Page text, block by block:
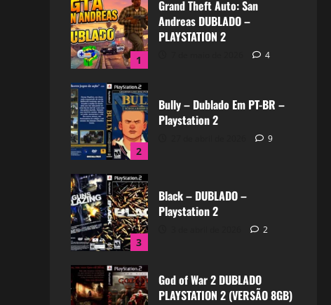
1
Grand Theft Auto: San
Andreas DUBLADO –
PLAYSTATION 2
4
2
Bully – Dublado Em PT-BR –
Playstation 2
9
3
Black – DUBLADO –
Playstation 2
2
God of War 2 DUBLADO
PLAYSTATION 2 (VERSÃO 8GB)